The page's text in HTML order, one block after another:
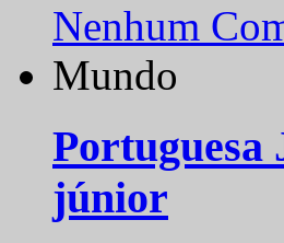
Nenhum
Mundo
Portuguesa
júnior